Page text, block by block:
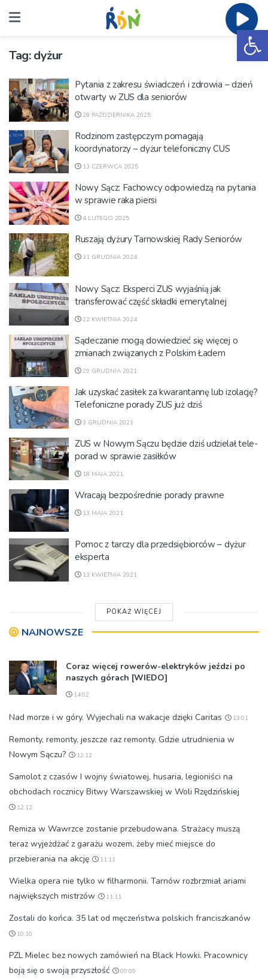
Tag:dyżur
Pytania z zakresu świadczeń i zdrowia – dzień
otwarty w ZUS dla seniorów
28 PAŹDZIERNIKA 2025
Rodzinom zastępczym pomagają
koordynatorzy – dyżur telefoniczny CUS
13 CZERWCA 2025
Nowy Sącz: Fachowcy odpowiedzą na pytania
w sprawie raka piersi
4 LUTEGO 2025
Ruszają dyżury Tarnowskiej Rady Seniorów
31 GRUDNIA 2024
Nowy Sącz: Eksperci ZUS wyjaśnią jak
transferować część składki emerytalnej
22 KWIETNIA 2024
Sądeczanie mogą dowiedzieć się więcej o
zmianach związanych z Polskim Ładem
29 GRUDNIA 2021
Jak uzyskać zasiłek za kwarantannę lub izolację?
Telefoniczne porady ZUS już dziś
3 GRUDNIA 2021
ZUS w Nowym Sączu będzie dziś udzielał tele-
porad w sprawie zasiłków
18 MAJA 2021
Wracają bezpośrednie porady prawne
13 MAJA 2021
Pomoc z tarczy dla przedsiębiorców – dyżur
eksperta
13 KWIETNIA 2021
POKAŻ WIĘCEJ
NAJNOWSZE
Coraz więcej rowerów-elektryków jeździ po
naszych górach [WIEDO]
14:02
Nad morze i w góry. Wyjechali na wakacje dzięki Caritas 13:01
Remonty, remonty, jeszcze raz remonty. Gdzie utrudnienia w
Nowym Sączu?
12:12
Samolot z czasów I wojny światowej, husaria, legioniści na
obchodach rocznicy Bitwy Warszawskiej w Woli Rzędzińskiej
12:12
Remiza w Wawrzce zostanie przebudowana. Strażacy muszą
teraz wyjeżdżać z garażu wozem, żeby mieć miejsce do
przebierania na akcję
11:11
Wielka opera nie tylko w filharmonii. Tarnów rozbrzmiał ariami
największych mistrzów
11:11
Zostali do końca. 35 lat od męczeństwa polskich franciszkanów
10:10
PZL Mielec bez nowych zamówień na Black Howki. Pracownicy
boją się o swoją przyszłość
09:09